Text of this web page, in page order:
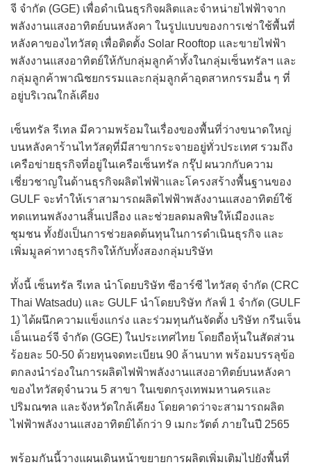
จี จำกัด (GGE) เพื่อดำเนินธุรกิจผลิตและจำหน่ายไฟฟ้าจาก
พลังงานแสงอาทิตย์บนหลังคา ในรูปแบบของการเช่าใช้พื้นที่
หลังคาของไทวัสดุ เพื่อติดตั้ง Solar Rooftop และขายไฟฟ้า
พลังงานแสงอาทิตย์ให้กับกลุ่มลูกค้าทั้งในกลุ่มเซ็นทรัลฯ และ
กลุ่มลูกค้าพาณิชยกรรมและกลุ่มลูกค้าอุตสาหกรรมอื่น ๆ ที่
อยู่บริเวณใกล้เคียง
เซ็นทรัล รีเทล มีความพร้อมในเรื่องของพื้นที่ว่างขนาดใหญ่
บนหลังคาร้านไทวัสดุที่มีสาขากระจายอยู่ทั่วประเทศ รวมถึง
เครือข่ายธุรกิจที่อยู่ในเครือเซ็นทรัล กรุ๊ป ผนวกกับความ
เชี่ยวชาญในด้านธุรกิจผลิตไฟฟ้าและโครงสร้างพื้นฐานของ
GULF จะทำให้เราสามารถผลิตไฟฟ้าพลังงานแสงอาทิตย์ใช้
ทดแทนพลังงานสิ้นเปลือง และช่วยลดมลพิษให้เมืองและ
ชุมชน ทั้งยังเป็นการช่วยลดต้นทุนในการดำเนินธุรกิจ และ
เพิ่มมูลค่าทางธุรกิจให้กับทั้งสองกลุ่มบริษัท
ทั้งนี้ เซ็นทรัล รีเทล นำโดยบริษัท ซีอาร์ซี ไทวัสดุ จำกัด (CRC
Thai Watsadu) และ GULF นำโดยบริษัท กัลฟ์ 1 จำกัด (GULF
1) ได้ผนึกความแข็งแกร่ง และร่วมทุนกันจัดตั้ง บริษัท กรีนเจ็น
เอ็นเนอร์จี จำกัด (GGE) ในประเทศไทย โดยถือหุ้นในสัดส่วน
ร้อยละ 50-50 ด้วยทุนจดทะเบียน 90 ล้านบาท พร้อมบรรลุข้อ
ตกลงนำร่องในการผลิตไฟฟ้าพลังงานแสงอาทิตย์บนหลังคา
ของไทวัสดุจำนวน 5 สาขา ในเขตกรุงเทพมหานครและ
ปริมณฑล และจังหวัดใกล้เคียง โดยคาดว่าจะสามารถผลิต
ไฟฟ้าพลังงานแสงอาทิตย์ได้กว่า 9 เมกะวัตต์ ภายในปี 2565
พร้อมกันนี้วางแผนเดินหน้าขยายการผลิตเพิ่มเติมไปยังพื้นที่